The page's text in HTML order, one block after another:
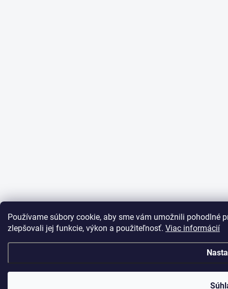
Používame súbory cookie, aby sme vám umožnili pohodlné
zlepšovali jej funkcie, výkon a použiteľnosť. Viac informácií